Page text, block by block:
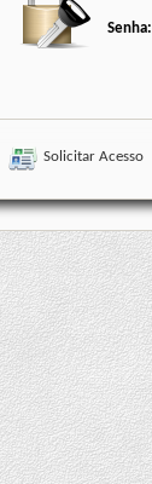
Senha:
Solicitar Acesso